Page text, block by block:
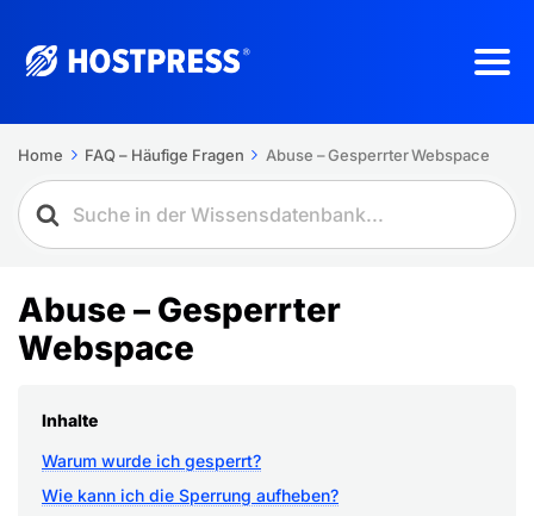
Home FAQ – Häufige Fragen Abuse – Gesperrter Webspace
Abuse – Gesperrter
Webspace
Inhalte
Warum wurde ich gesperrt?
Wie kann ich die Sperrung aufheben?